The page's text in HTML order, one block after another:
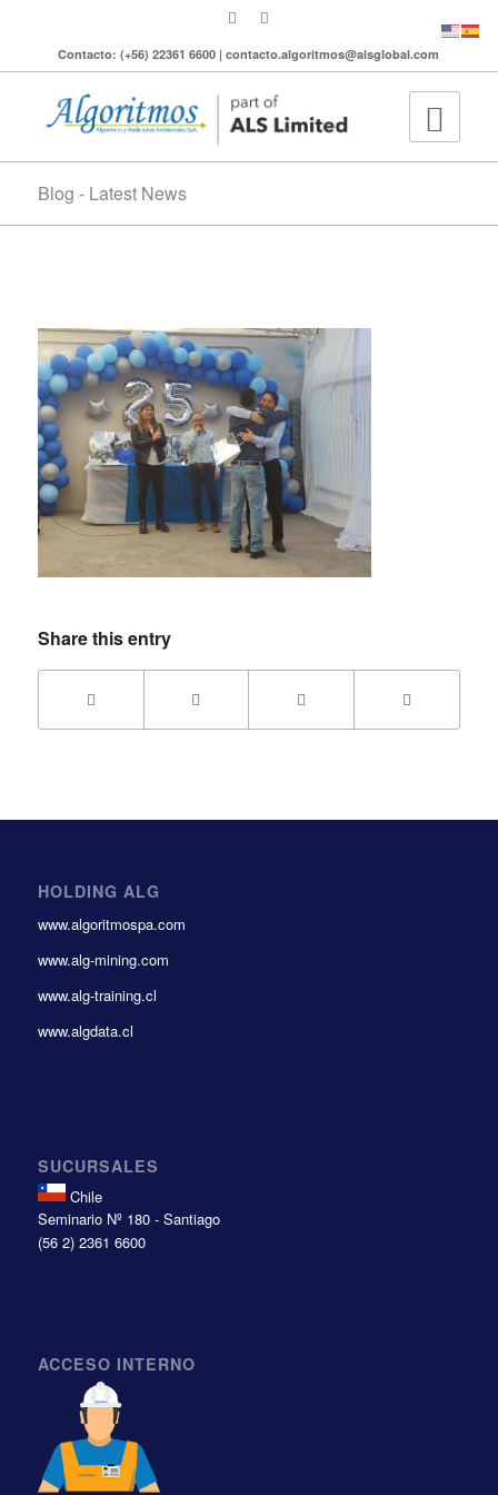
Contacto: (+56) 22361 6600 | contacto.algoritmos@alsglobal.com
Blog - Latest News
Share this entry
HOLDING ALG
www.algoritmospa.com
www.alg-mining.com
www.alg-training.cl
www.algdata.cl
SUCURSALES
Chile
Seminario Nº 180 - Santiago
(56 2) 2361 6600
ACCESO INTERNO